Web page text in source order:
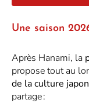
Une saison
Après Hanami, la
propose tout au
de la culture
partage :